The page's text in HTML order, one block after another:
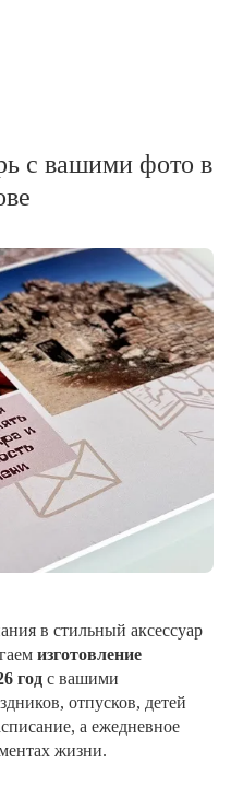
с вашими фото в
в стильный аксессуар
изготовление
год с вашими
отпусков, детей
а ежедневное
жизни.